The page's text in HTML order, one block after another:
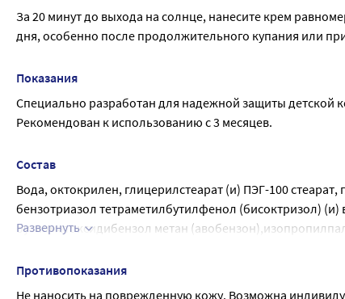
За 20 минут до выхода на солнце, нанесите крем
дня, особенно после продолжительного купания или
Показания
Специально разработан для надежной защиты детской
Рекомендован к использованию с 3 месяцев.
Состав
Вода, октокрилен, глицерилстеарат (и) ПЭГ-100
бензотриазол тетраметилбутилфенол (бисоктризол)
бутилметоксидибензол метан
калия,сорбитанстеарат, гидроксиацетофенон,
Развернуть
Противопоказания
Не наносить на поврежденную кожу. Возможна